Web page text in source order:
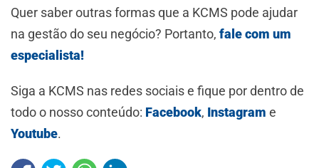
Quer saber outras formas que a KCMS pode ajudar
na gestão do seu negócio? Portanto, fale com um
especialista!
Siga a KCMS nas redes sociais e fique por dentro de
todo o nosso conteúdo: Facebook, Instagram e
Youtube.